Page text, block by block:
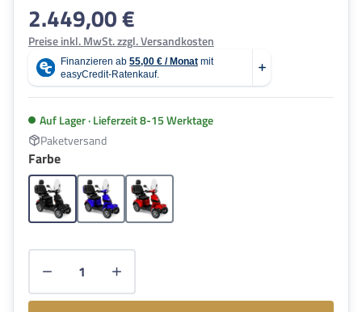
Regulärer Preis:
2.449,00 €
Preise inkl. MwSt. zzgl. Versandkosten
Auf Lager · Lieferzeit 8-15 Werktage
Paketversand
Farbeauswählen
SchwarzBlau Rot
Produkt Anzahl: Gib den gewünschten